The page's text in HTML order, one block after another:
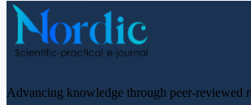
Advancing knowledge through peer-reviewed